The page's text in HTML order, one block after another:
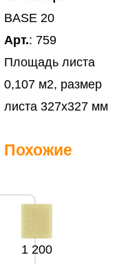
BASE 20
Арт.: 759
Площадь листа
0,107 м2, размер
листа 327х327 мм
Похожие
1 200